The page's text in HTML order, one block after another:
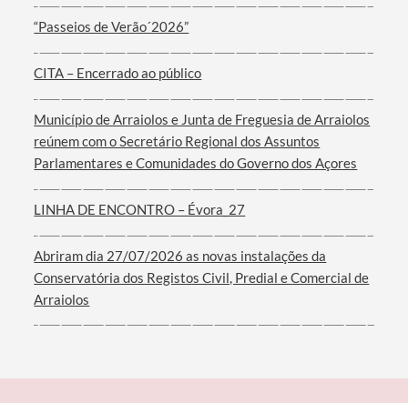
Filtros
“Passeios de Verão´2026”
CITA – Encerrado ao público
Município de Arraiolos e Junta de Freguesia de Arraiolos
reúnem com o Secretário Regional dos Assuntos
Parlamentares e Comunidades do Governo dos Açores
LINHA DE ENCONTRO – Évora_27
Abriram dia 27/07/2026 as novas instalações da
Conservatória dos Registos Civil, Predial e Comercial de
Arraiolos